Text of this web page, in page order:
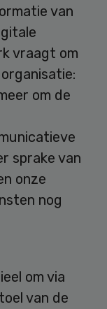
van
vraagt om
om de
sprake van
onze
nog
om via
van de